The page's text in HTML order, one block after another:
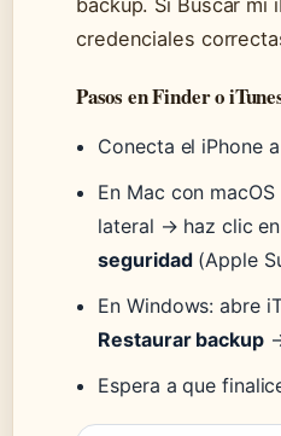
backup. Si Buscar
credenciales
Pasos en Finder o
Conecta el iPhone
En Mac con
lateral → haz clic
seguridad(Apple
En Windows: abre
Restaurar backup→
Espera a que